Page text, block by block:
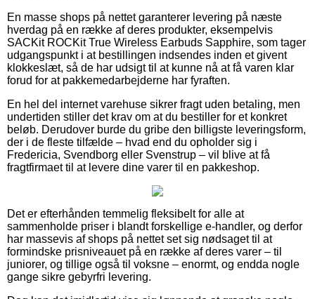
En masse shops på nettet garanterer levering på næste
hverdag på en række af deres produkter, eksempelvis
SACKit ROCKit True Wireless Earbuds Sapphire, som tager
udgangspunkt i at bestillingen indsendes inden et givent
klokkeslæt, så de har udsigt til at kunne nå at få varen klar
forud for at pakkemedarbejderne har fyraften.
En hel del internet varehuse sikrer fragt uden betaling, men
undertiden stiller det krav om at du bestiller for et konkret
beløb. Derudover burde du gribe den billigste leveringsform,
der i de fleste tilfælde – hvad end du opholder sig i
Fredericia, Svendborg eller Svenstrup – vil blive at få
fragtfirmaet til at levere dine varer til en pakkeshop.
Det er efterhånden temmelig fleksibelt for alle at
sammenholde priser i blandt forskellige e-handler, og derfor
har massevis af shops på nettet set sig nødsaget til at
formindske prisniveauet på en række af deres varer – til
juniorer, og tillige også til voksne – enormt, og endda nogle
gange sikre gebyrfri levering.